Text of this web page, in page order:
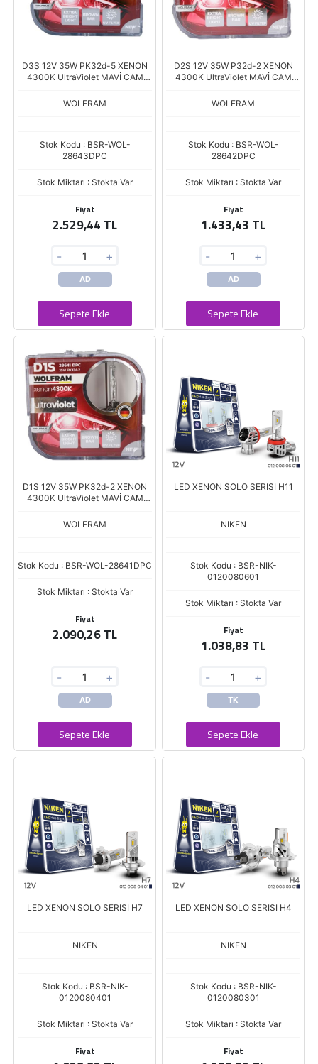
D3S 12V 35W PK32d-5 XENON
4300K UltraViolet MAVİ CAM
WOLFRAM
Stok Kodu : BSR-WOL-
28643DPC
Stok Miktarı : Stokta Var
Fiyat
2.529,44 TL
- +
AD
Sepete Ekle
D2S 12V 35W P32d-2 XENON
4300K UltraViolet MAVİ CAM
WOLFRAM
Stok Kodu : BSR-WOL-
28642DPC
Stok Miktarı : Stokta Var
Fiyat
1.433,43 TL
- +
AD
Sepete Ekle
D1S 12V 35W PK32d-2 XENON
4300K UltraViolet MAVİ CAM
WOLFRAM
Stok Kodu : BSR-WOL-28641DPC
Stok Miktarı : Stokta Var
Fiyat
2.090,26 TL
- +
AD
Sepete Ekle
LED XENON SOLO SERISI H11
NIKEN
Stok Kodu : BSR-NIK-
0120080601
Stok Miktarı : Stokta Var
Fiyat
1.038,83 TL
- +
TK
Sepete Ekle
LED XENON SOLO SERISI H7
NIKEN
Stok Kodu : BSR-NIK-
0120080401
Stok Miktarı : Stokta Var
Fiyat
LED XENON SOLO SERISI H4
NIKEN
Stok Kodu : BSR-NIK-
0120080301
Stok Miktarı : Stokta Var
Fiyat